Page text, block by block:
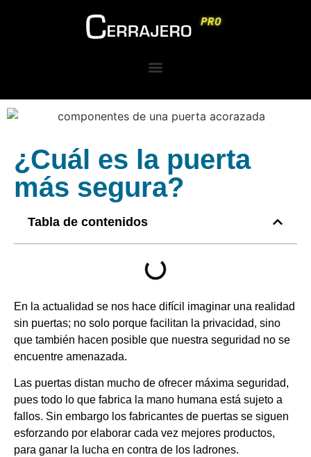
¿Cuál es la puerta
más segura?
Tabla de contenidos
En la actualidad se nos hace difícil imaginar una realidad
sin puertas; no solo porque facilitan la privacidad, sino
que también hacen posible que nuestra seguridad no se
encuentre amenazada.
Las puertas distan mucho de ofrecer máxima seguridad,
pues todo lo que fabrica la mano humana está sujeto a
fallos. Sin embargo los fabricantes de puertas se siguen
esforzando por elaborar cada vez mejores productos,
para ganar la lucha en contra de los ladrones.